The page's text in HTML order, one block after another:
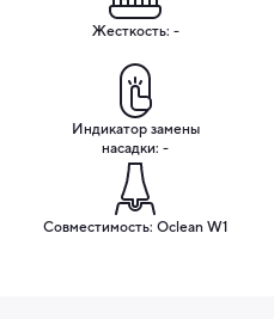
Жесткость: -
Индикатор замены
насадки: -
Совместимость: Oclean W1